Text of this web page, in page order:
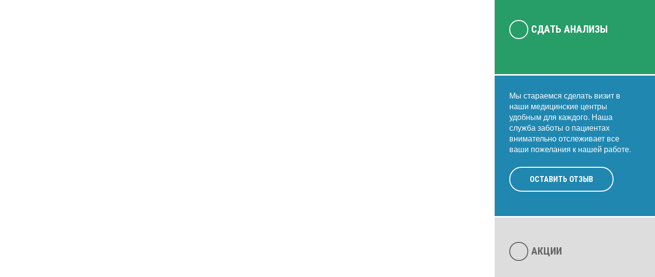
СДАТЬ АНАЛИЗЫ
Мы стараемся сделать визит в
наши медицинские центры
удобным для каждого. Наша
служба заботы о пациентах
внимательно отслеживает все
ваши пожелания к нашей работе.
ОСТАВИТЬ ОТЗЫВ
АКЦИИ